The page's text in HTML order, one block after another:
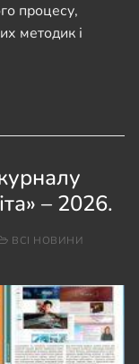
процесу,
методик і
– 2026.
ВСІ НОВИНИ